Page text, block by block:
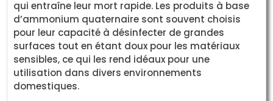
qui entraîne leur mort rapide. Les produits à base
d’ammonium quaternaire sont souvent choisis
pour leur capacité à désinfecter de grandes
surfaces tout en étant doux pour les matériaux
sensibles, ce qui les rend idéaux pour une
utilisation dans divers environnements
domestiques.